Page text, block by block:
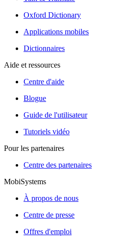
Oxford Dictionary
Applications mobiles
Dictionnaires
Aide et ressources
Centre d'aide
Blogue
Guide de l'utilisateur
Tutoriels vidéo
Pour les partenaires
Centre des partenaires
MobiSystems
À propos de nous
Centre de presse
Offres d'emploi